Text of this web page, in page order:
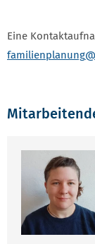
Eine
familienplanung